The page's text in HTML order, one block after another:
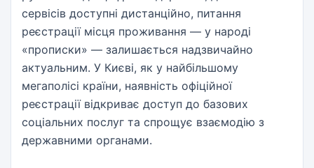
сервісів доступні дистанційно, питання
реєстрації місця проживання — у народі
«прописки» — залишається надзвичайно
актуальним. У Києві, як у найбільшому
мегаполісі країни, наявність офіційної
реєстрації відкриває доступ до базових
соціальних послуг та спрощує взаємодію з
державними органами.